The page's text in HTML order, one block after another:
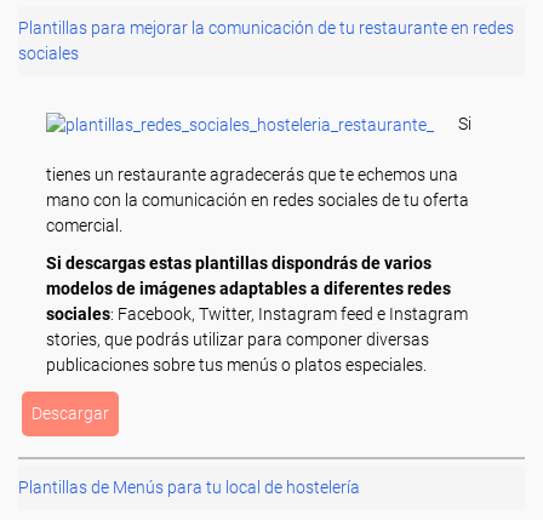
Plantillas para mejorar la comunicación de tu restaurante en redes
sociales
Si
tienes un restaurante agradecerás que te echemos una
mano con la comunicación en redes sociales de tu oferta
comercial.
Si descargas estas plantillas dispondrás de varios
modelos de imágenes adaptables a diferentes redes
sociales: Facebook, Twitter, Instagram feed e Instagram
stories, que podrás utilizar para componer diversas
publicaciones sobre tus menús o platos especiales.
Descargar
Plantillas de Menús para tu local de hostelería